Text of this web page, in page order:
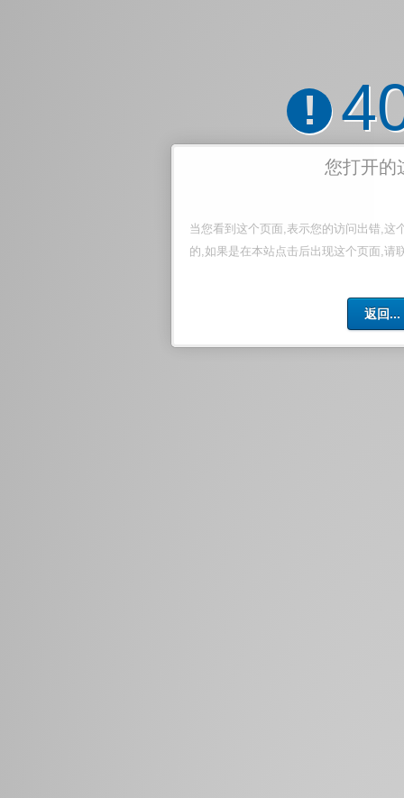
!
您打开的
当您看到这个页面,表示您的访问出错,这
的,如果是在本站点击后出现这个页面,请
返回...